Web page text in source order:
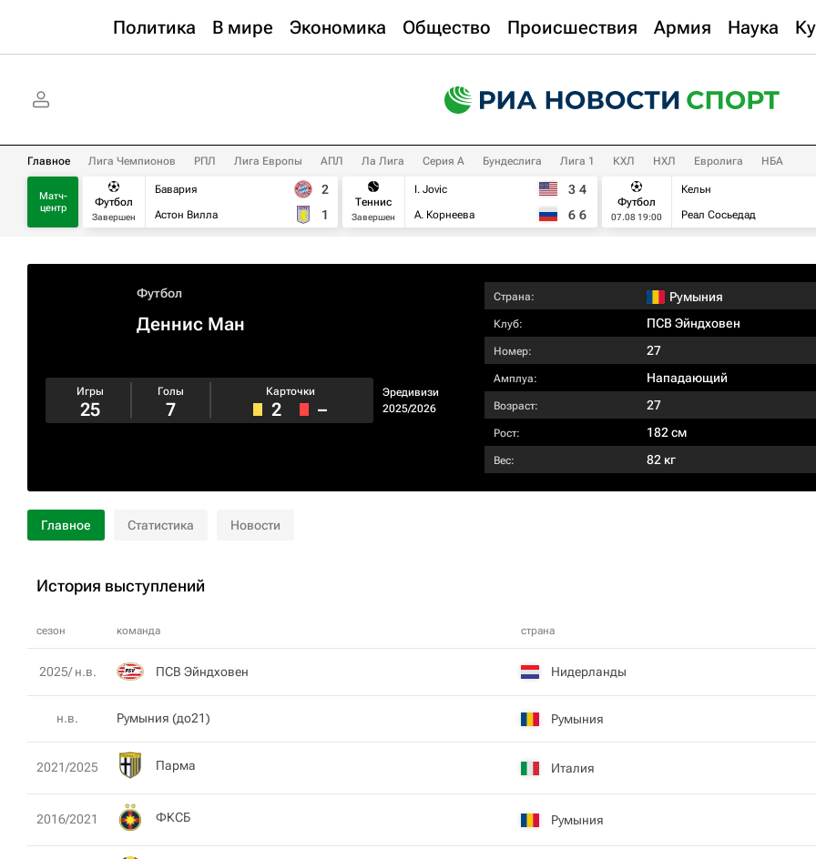
Политика В мире Экономика Общество Происшествия Армия Наука
Главное Лига Чемпионов РПЛ Лига Европы АПЛ Ла Лига Серия А Бундеслига Лига 1 КХЛ НХЛ Евролига НБА
Матч-
центр
Футбол
Завершен
Бавария
Астон Вилла
2
1
Теннис
Завершен
I. Jovic
А. Корнеева
3 4
6 6
Футбол
07.08 19:00
Кельн
Реал Сосьедад
Футбол
Деннис Ман
Эредивизи
2025/2026
Игры
25
Голы
7
Карточки
2 –
Страна: Румыния
Клуб: ПСВ Эйндховен
Номер: 27
Амплуа: Нападающий
Возраст: 27
Рост: 182 см
Вес: 82 кг
Главное Статистика Новости
История выступлений
сезон команда страна
2025/ н.в. ПСВ Эйндховен Нидерланды
н.в. Румыния (до21) Румыния
2021/2025 Парма Италия
2016/2021 ФКСБ Румыния